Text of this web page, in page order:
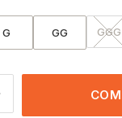
G GG GGG